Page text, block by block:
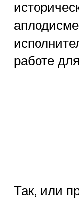
работе
Так, или